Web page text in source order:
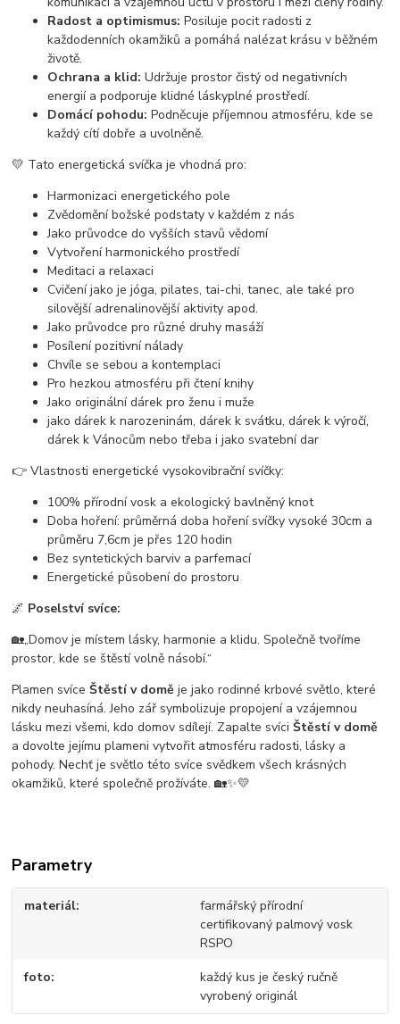
Radost a optimismus: Posiluje pocit radosti z
každodenních okamžiků a pomáhá nalézat krásu v běžném
životě.
Ochrana a klid: Udržuje prostor čistý od negativních
energií a podporuje klidné láskyplné prostředí.
Domácí pohodu: Podněcuje příjemnou atmosféru, kde se
každý cítí dobře a uvolněně.
💛 Tato energetická svíčka je vhodná pro:
Harmonizaci energetického pole
Zvědomění božské podstaty v každém z nás
Jako průvodce do vyšších stavů vědomí
Vytvoření harmonického prostředí
Meditaci a relaxaci
Cvičení jako je jóga, pilates, tai-chi, tanec, ale také pro
silovější adrenalinovější aktivity apod.
Jako průvodce pro různé druhy masáží
Posílení pozitivní nálady
Chvíle se sebou a kontemplaci
Pro hezkou atmosféru při čtení knihy
Jako originální dárek pro ženu i muže
jako dárek k narozeninám, dárek k svátku, dárek k výročí,
dárek k Vánocům nebo třeba i jako svatební dar
👉 Vlastnosti energetické vysokovibrační svíčky:
100% přírodní vosk a ekologický bavlněný knot
Doba hoření: průměrná doba hoření svíčky vysoké 30cm a
průměru 7,6cm je přes 120 hodin
Bez syntetických barviv a parfemací
Energetické působení do prostoru
🌌 Poselství svíce:
🏡„Domov je místem lásky, harmonie a klidu. Společně tvoříme
prostor, kde se štěstí volně násobí.“
Plamen svíceŠtěstí v domě je jako rodinné krbové světlo, které
nikdy neuhasíná. Jeho zář symbolizuje propojení a vzájemnou
lásku mezi všemi, kdo domov sdílejí. Zapalte svíciŠtěstí v domě
a dovolte jejímu plameni vytvořit atmosféru radosti, lásky a
pohody. Nechť je světlo této svíce svědkem všech krásných
okamžiků, které společně prožíváte. 🏡✨💛
Parametry
materiál
farmářský přírodní
certifikovaný palmový vosk
RSPO
foto
každý kus je český ručně
vyrobený originál